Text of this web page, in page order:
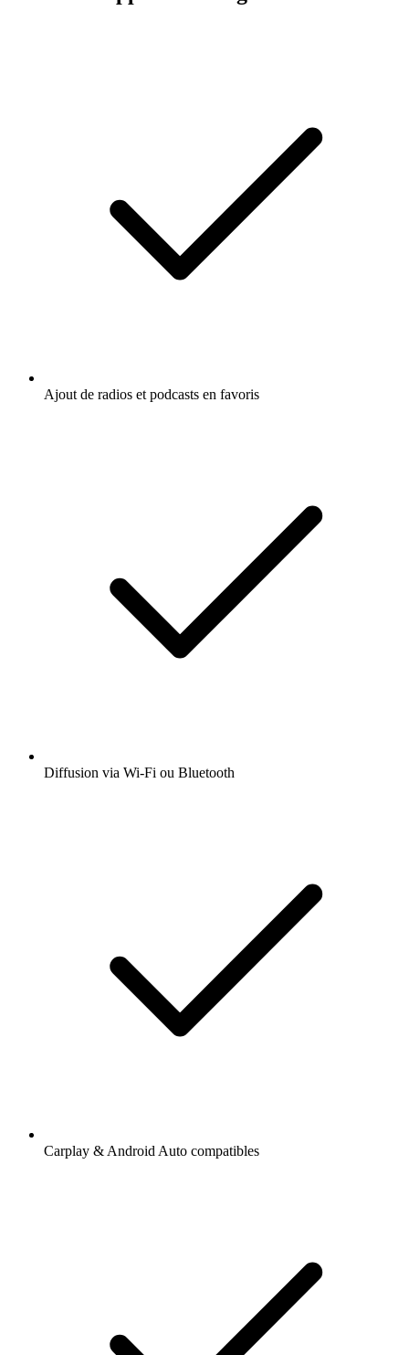
Ajout de radios et podcasts en favoris
Diffusion via Wi-Fi ou Bluetooth
Carplay & Android Auto compatibles